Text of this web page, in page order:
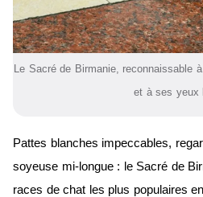
Le Sacré de Birmanie, reconnaissable
et à ses yeux
Pattes blanches impeccables,
soyeuse mi-longue : le Sacré de
races de chat les plus populaires